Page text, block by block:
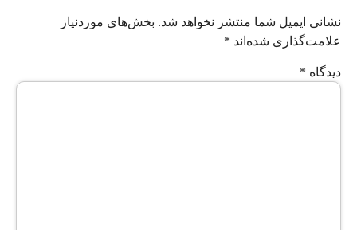
نشانی ایمیل شما منتشر نخواهد شد. بخش‌های موردنیاز
علامت‌گذاری شده‌اند *
دیدگاه *